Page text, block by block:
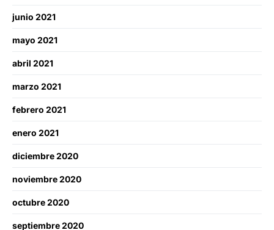
junio 2021
mayo 2021
abril 2021
marzo 2021
febrero 2021
enero 2021
diciembre 2020
noviembre 2020
octubre 2020
septiembre 2020